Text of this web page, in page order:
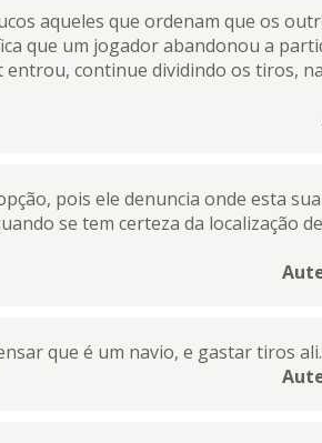
aqueles que ordenam que os
que um jogador abandonou a
continue dividindo os tiros,
pois ele denuncia onde esta
se tem certeza da localização
que é um navio, e gastar tiros ali.